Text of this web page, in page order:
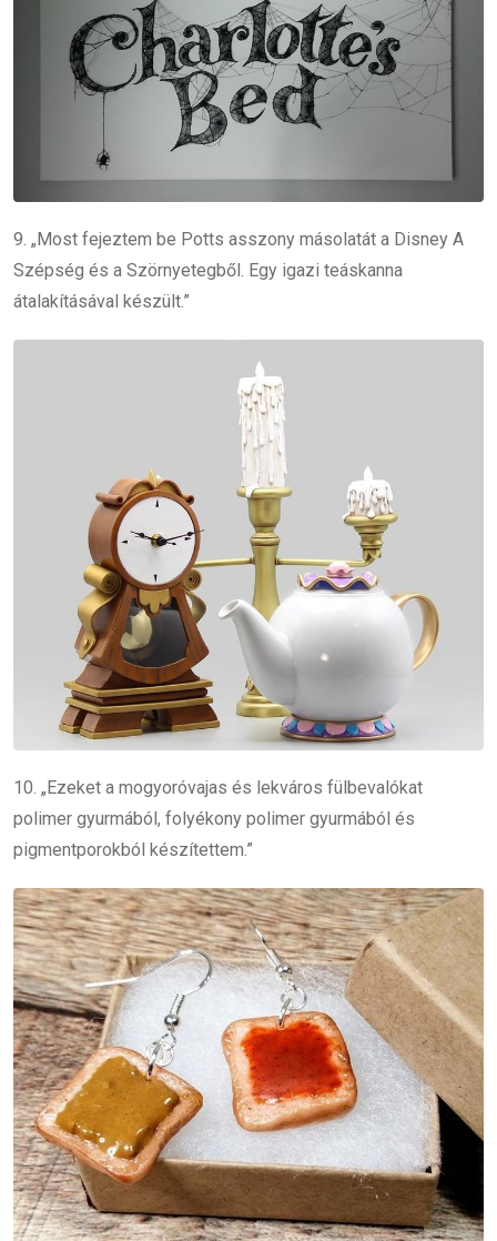
9. „Most fejeztem be Potts asszony másolatát a Disney A
Szépség és a Szörnyetegből. Egy igazi teáskanna
átalakításával készült.”
10. „Ezeket a mogyoróvajas és lekváros fülbevalókat
polimer gyurmából, folyékony polimer gyurmából és
pigmentporokból készítettem.”